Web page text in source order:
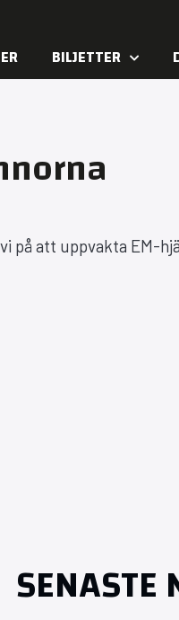
BILJETTER
på att uppvakta EM-
SENASTE